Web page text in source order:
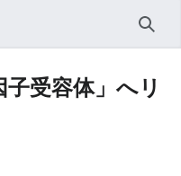
検索
子受容体」へリ